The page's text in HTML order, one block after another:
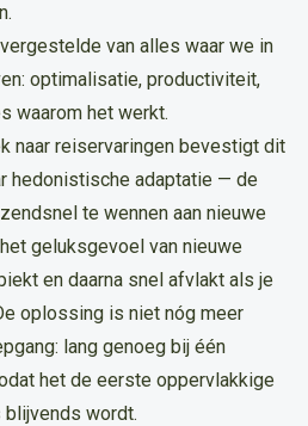
van alles waar we in
optimalisatie, productiviteit,
waarom het werkt.
naar reiservaringen bevestigt dit
hedonistische adaptatie — de
te wennen aan nieuwe
geluksgevoel van nieuwe
en daarna snel afvlakt als je
oplossing is niet nóg meer
lang genoeg bij één
het de eerste oppervlakkige
blijvends wordt.